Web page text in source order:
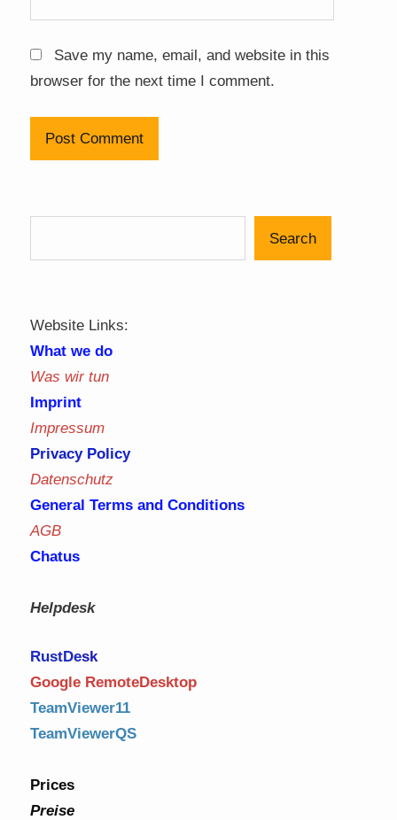
Save my name, email, and website in this
browser for the next time I comment.
Search
Website Links:
What we do
Was wir tun
Imprint
Impressum
Privacy Policy
Datenschutz
General Terms and Conditions
AGB
Chatus
Helpdesk
RustDesk
Google RemoteDesktop
TeamViewer11
TeamViewerQS
Prices
Preise